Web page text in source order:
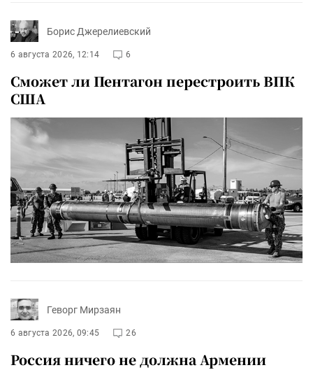
Борис Джерелиевский
6 августа 2026, 12:14 6
Сможет ли Пентагон перестроить ВПК
США
Геворг Мирзаян
6 августа 2026, 09:45 26
Россия ничего не должна Армении